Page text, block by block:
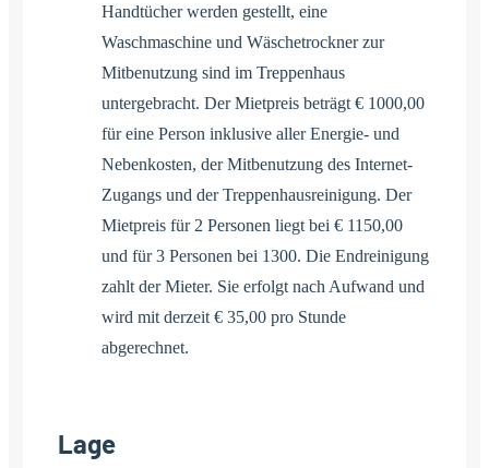
Handtücher werden gestellt, eine
Waschmaschine und Wäschetrockner zur
Mitbenutzung sind im Treppenhaus
untergebracht. Der Mietpreis beträgt € 1000,00
für eine Person inklusive aller Energie- und
Nebenkosten, der Mitbenutzung des Internet-
Zugangs und der Treppenhausreinigung. Der
Mietpreis für 2 Personen liegt bei € 1150,00
und für 3 Personen bei 1300. Die Endreinigung
zahlt der Mieter. Sie erfolgt nach Aufwand und
wird mit derzeit € 35,00 pro Stunde
abgerechnet.
Lage